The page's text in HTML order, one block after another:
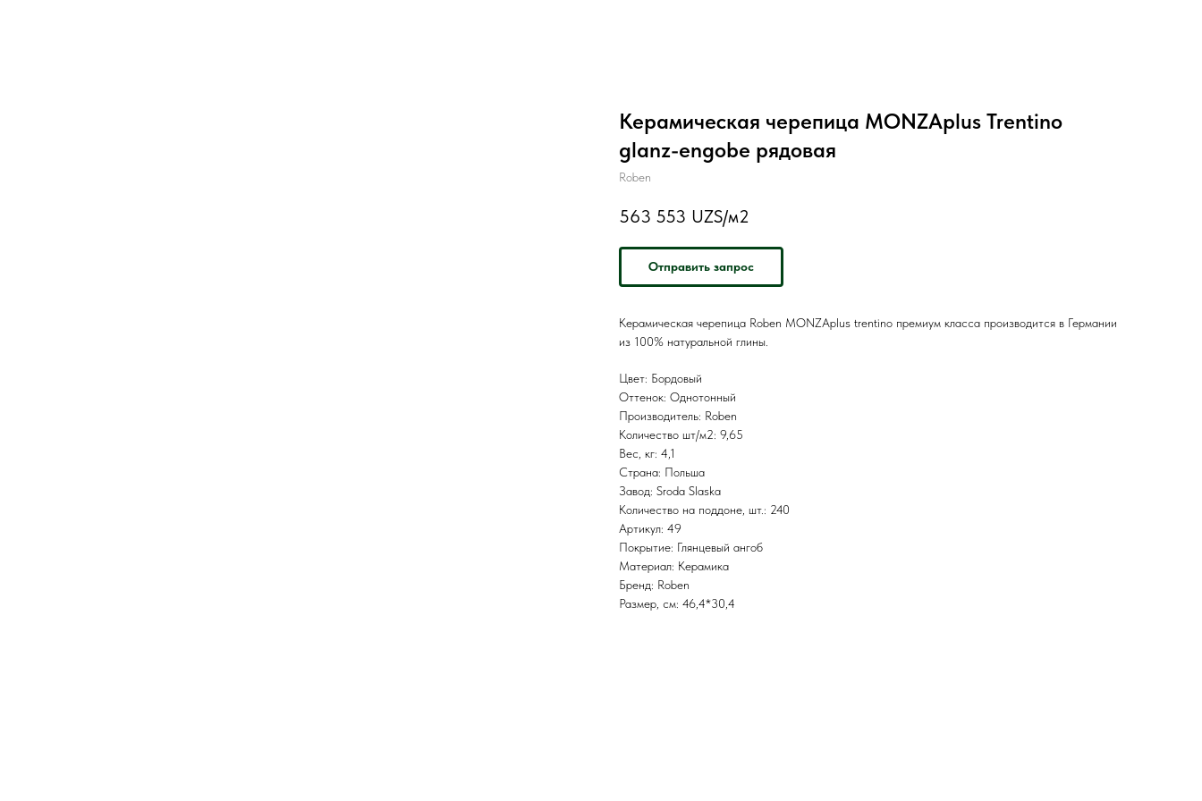
Керамическая черепица MONZAplus Trentino
glanz-engobe рядовая
Roben
563 553 UZS/м2
Отправить запрос
Керамическая черепица Roben MONZAplus trentino премиум класса производится в Германии
из 100% натуральной глины.
Цвет: Бордовый
Оттенок: Однотонный
Производитель: Roben
Количество шт/м2: 9,65
Вес, кг: 4,1
Страна: Польша
Завод: Sroda Slaska
Количество на поддоне, шт.: 240
Артикул: 49
Покрытие: Глянцевый ангоб
Материал: Керамика
Бренд: Roben
Размер, см: 46,4*30,4